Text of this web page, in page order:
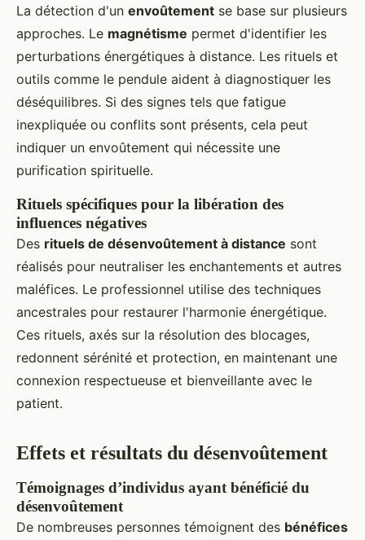
La détection d'un envoûtement se base sur plusieurs
approches. Le magnétisme permet d'identifier les
perturbations énergétiques à distance. Les rituels et
outils comme le pendule aident à diagnostiquer les
déséquilibres. Si des signes tels que fatigue
inexpliquée ou conflits sont présents, cela peut
indiquer un envoûtement qui nécessite une
purification spirituelle.
Rituels spécifiques pour la libération des
influences négatives
Des rituels de désenvoûtement à distance sont
réalisés pour neutraliser les enchantements et autres
maléfices. Le professionnel utilise des techniques
ancestrales pour restaurer l'harmonie énergétique.
Ces rituels, axés sur la résolution des blocages,
redonnent sérénité et protection, en maintenant une
connexion respectueuse et bienveillante avec le
patient.
Effets et résultats du désenvoûtement
Témoignages d’individus ayant bénéficié du
désenvoûtement
De nombreuses personnes témoignent des bénéfices